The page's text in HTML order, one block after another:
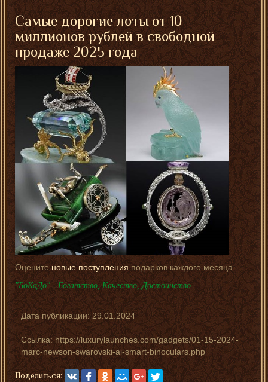
Самые дорогие лоты от 10
миллионов рублей в свободной
продаже 2025 года
Оценитеновые поступления подарков каждого месяца.
"БоКаДо" - Богатство, Качество, Достоинство.
Дата публикации:29.01.2024
Ссылка: https://luxurylaunches.com/gadgets/01-15-2024-
marc-newson-swarovski-ai-smart-binoculars.php
Поделиться: